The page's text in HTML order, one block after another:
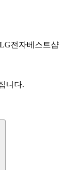
LG전자베스트샵
니다.